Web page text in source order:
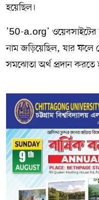
হয়েছিল।
’50-a.org’ ওয়েবসাইটের
নাম জড়িয়েছিল, যার
সমঝোতা অর্থ প্রদান করতে